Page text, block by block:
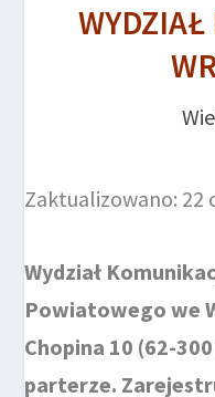
Zaktualizowano: 22
Wydział
Powiatowego we
Chopina 10 (62-
parterze.